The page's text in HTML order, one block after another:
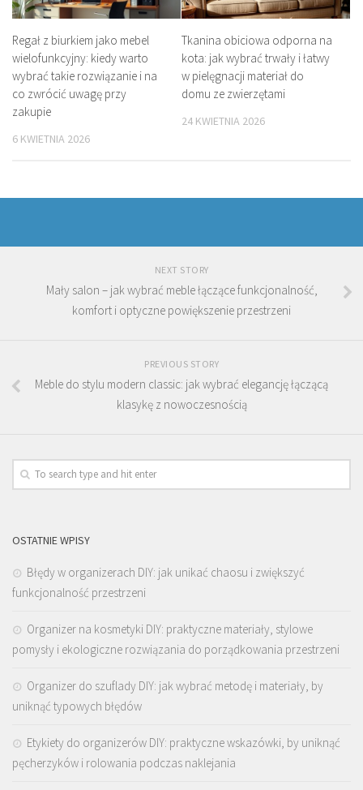
Regał z biurkiem jako mebel
wielofunkcyjny: kiedy warto
wybrać takie rozwiązanie i na
co zwrócić uwagę przy
zakupie
6 KWIETNIA 2026
Tkanina obiciowa odporna na
kota: jak wybrać trwały i łatwy
w pielęgnacji materiał do
domu ze zwierzętami
24 KWIETNIA 2026
NEXT STORY
Mały salon – jak wybrać meble łączące funkcjonalność,
komfort i optyczne powiększenie przestrzeni
PREVIOUS STORY
Meble do stylu modern classic: jak wybrać elegancję łączącą
klasykę z nowoczesnością
OSTATNIE WPISY
Błędy w organizerach DIY: jak unikać chaosu i zwiększyć
funkcjonalność przestrzeni
Organizer na kosmetyki DIY: praktyczne materiały, stylowe
pomysły i ekologiczne rozwiązania do porządkowania przestrzeni
Organizer do szuflady DIY: jak wybrać metodę i materiały, by
uniknąć typowych błędów
Etykiety do organizerów DIY: praktyczne wskazówki, by uniknąć
pęcherzyków i rolowania podczas naklejania